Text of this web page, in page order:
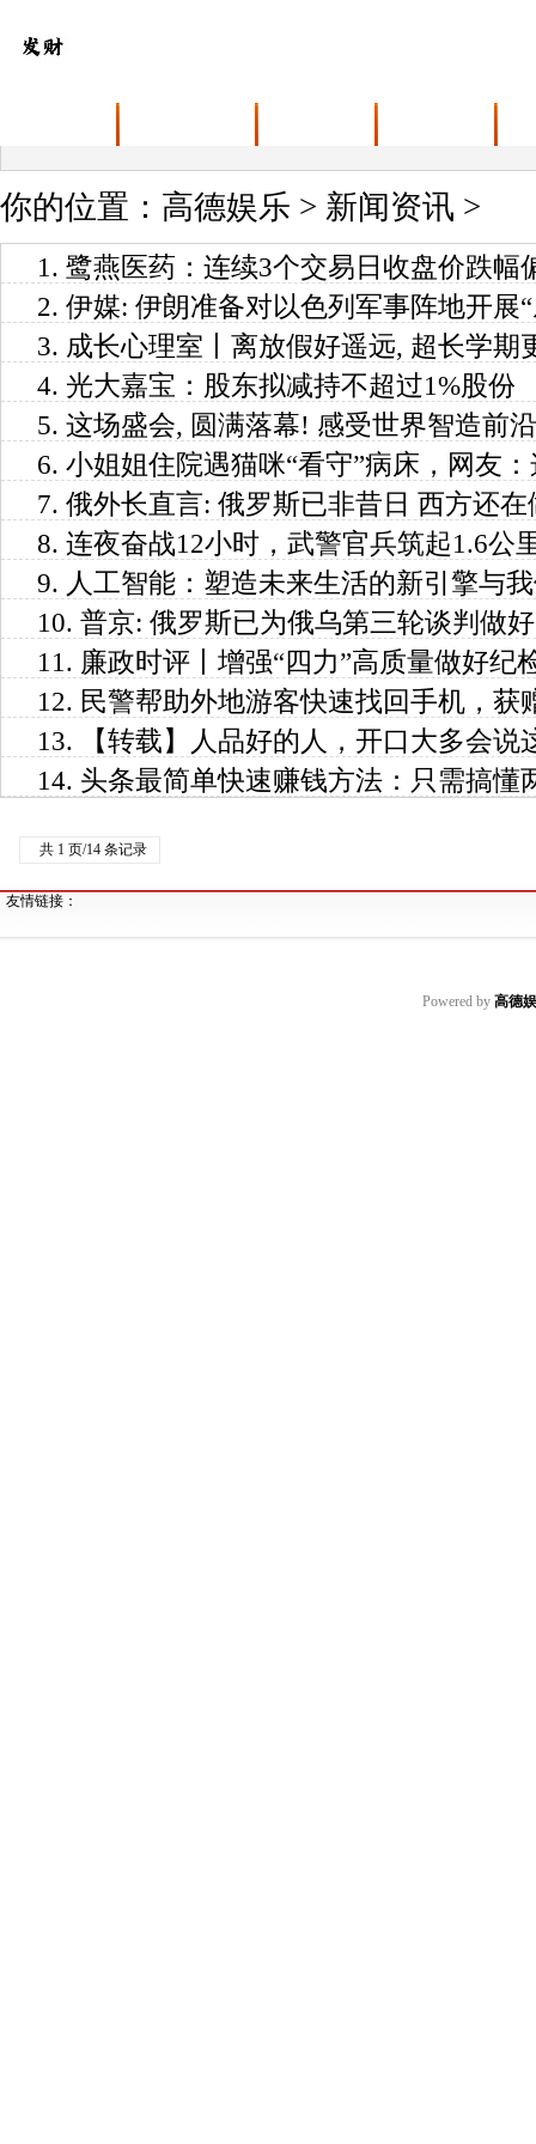
你的位置： 高德娱乐 > 新闻资讯 >
1. 鹭燕医药：连续3个交易日收盘价跌幅
2. 伊媒: 伊朗准备对以色列军事阵地开展
3. 成长心理室丨离放假好遥远, 超长学期
4. 光大嘉宝：股东拟减持不超过1%股份
5. 这场盛会, 圆满落幕! 感受世界智造前
6. 小姐姐住院遇猫咪“看守”病床，网友
7. 俄外长直言: 俄罗斯已非昔日 西方还在
8. 连夜奋战12小时，武警官兵筑起1.6公
9. 人工智能：塑造未来生活的新引擎与
10. 普京: 俄罗斯已为俄乌第三轮谈判做
11. 廉政时评丨增强“四力”高质量做好纪
12. 民警帮助外地游客快速找回手机，获
13.
【转载】人品好的人，开口大多会
14. 头条最简单快速赚钱方法：只需搞懂
共 1 页/14 条记录
友情链接：
Powered by 高德